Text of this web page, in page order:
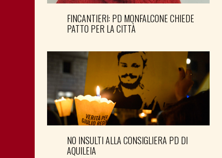
FINCANTIERI: PD MONFALCONE CHIEDE
PATTO PER LA CITTÀ
NO INSULTI ALLA CONSIGLIERA PD DI
AQUILEIA